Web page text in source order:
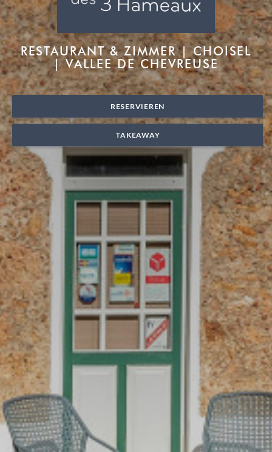
AUBERGE DES 3
RESTAURANT & ZIMMER|CHOISEL
| VALLEE DE CHEVREUSE
RESERVIEREN
TAKEAWAY